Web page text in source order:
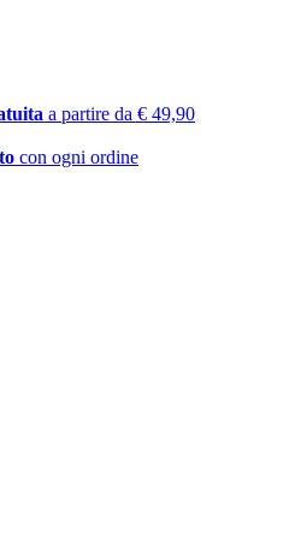
a partire da € 49,90
con ogni ordine